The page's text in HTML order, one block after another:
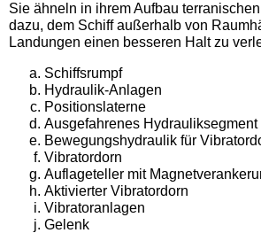
Sie ähneln in ihrem Aufbau
dazu, dem Schiff außerhalb von
Landungen einen besseren Halt zu
Schiffsrumpf
Hydraulik-Anlagen
Positionslaterne
Ausgefahrenes Hydrauliksegment
Bewegungshydraulik für
Vibratordorn
Auflageteller mit
Aktivierter Vibratordorn
Vibratoranlagen
Gelenk